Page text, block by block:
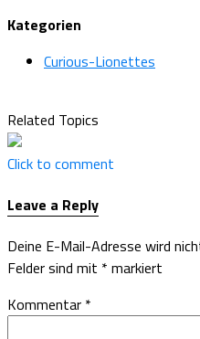
Kategorien
Curious-Lionettes
Related Topics
Click to comment
Leave a Reply
Deine E-Mail-Adresse wird
Felder sind mit * markiert
Kommentar *